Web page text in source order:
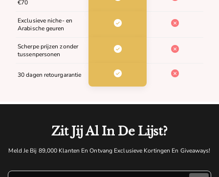
€70
Exclusieve niche- en
Arabische geuren
Scherpe prijzen zonder
tussenpersonen
30 dagen retourgarantie
Zit Jij Al In De Lijst?
Meld Je Bij 89,000 Klanten En Ontvang Exclusieve Kortingen En Giveaways!